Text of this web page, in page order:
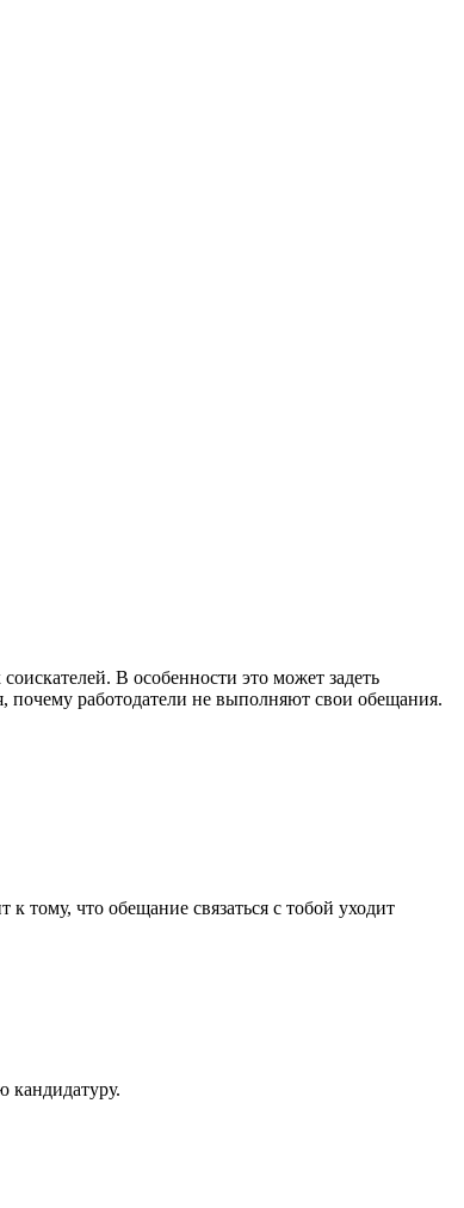
В особенности это может задеть
почему работодатели не выполняют свои обещания.
тому, что обещание связаться с тобой уходит
кандидатуру.